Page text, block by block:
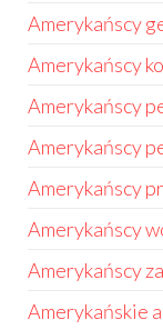
Amerykańscy
Amerykańscy
Amerykańscy
Amerykańscy
Amerykańscy
Amerykańscy
Amerykańscy
Amerykańskie